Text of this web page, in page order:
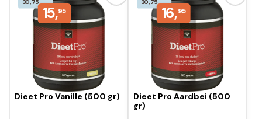
15,95
Dieet Pro Vanille (500 gr)
16,95
Dieet Pro Aardbei (500
gr)